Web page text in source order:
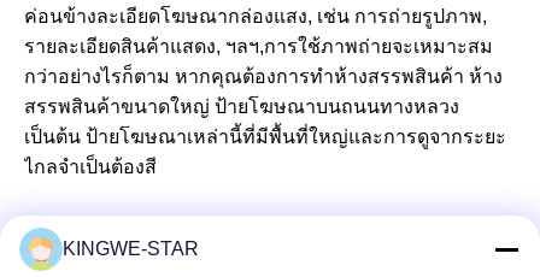
ค่อนข้างละเอียดโฆษณากล่องแสง, เช่น การถ่ายรูปภาพ,
รายละเอียดสินค้าแสดง, ฯลฯ,การใช้ภาพถ่ายจะเหมาะสม
กว่าอย่างไรก็ตาม หากคุณต้องการทําห้างสรรพสินค้า ห้าง
สรรพสินค้าขนาดใหญ่ ป้ายโฆษณาบนถนนทางหลวง
เป็นต้น ป้ายโฆษณาเหล่านี้ที่มีพื้นที่ใหญ่และการดูจากระยะ
ไกลจําเป็นต้องสี
KINGWE-STAR